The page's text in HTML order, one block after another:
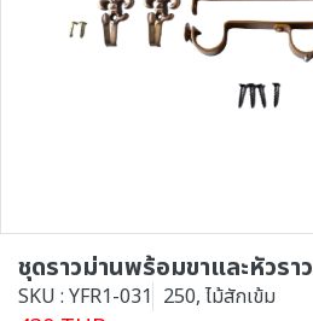
ชุดราวม่านพร้อมขาและหัวราว
SKU : YFR1-031 250, ไม้สักเข้ม